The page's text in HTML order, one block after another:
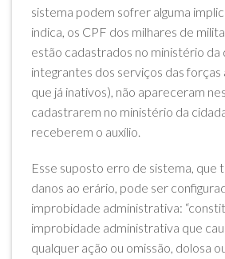
sistema podem sofrer alguma
indica, os CPF dos milhares de
estão cadastrados no ministério da
integrantes dos serviços das forças
que já inativos), não apareceram
cadastrarem no ministério da
receberem o auxílio.
Esse suposto erro de sistema, que
danos ao erário, pode ser
improbidade administrativa:
improbidade administrativa que
qualquer ação ou omissão, dolosa